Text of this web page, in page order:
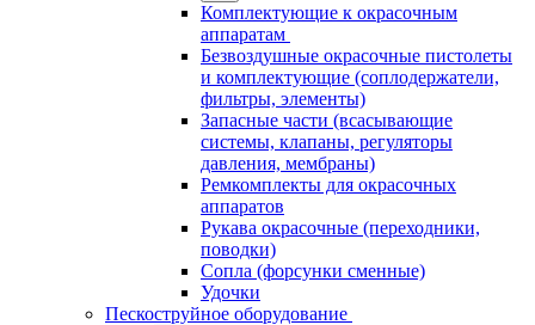
Комплектующие к окрасочным
аппаратам
Безвоздушные окрасочные пистолеты
и комплектующие (соплодержатели,
фильтры, элементы)
Запасные части (всасывающие
системы, клапаны, регуляторы
давления, мембраны)
Ремкомплекты для окрасочных
аппаратов
Рукава окрасочные (переходники,
поводки)
Сопла (форсунки сменные)
Удочки
Пескоструйное оборудование